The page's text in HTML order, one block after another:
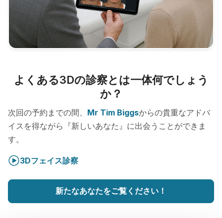
よくある3Dの診察とは一体何でしょう
か？
次回の予約までの間、 Mr Tim Biggsからの貴重なアドバ
イスを得ながら『新しいあなた』に出会うことができま
す。
3Dフェイス診察
新たなあなたをご覧ください！